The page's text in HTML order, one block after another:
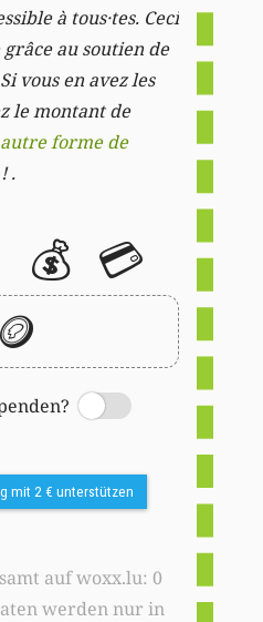
à tous·tes. Ceci
au soutien de
vous en avez les
le montant de
forme de
.
💰 💳
🪙
Switch
mit 2 € unterstützen
auf woxx.lu: 0
werden nur in